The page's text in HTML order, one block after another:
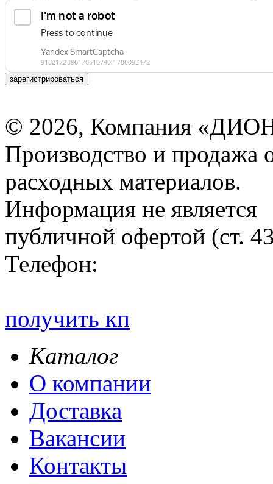
зарегистрироваться
© 2026, Компания
Производство и продажа
расходных материалов.
Информация не является
публичной офертой (ст.
Телефон:
получить кп
Каталог
О компании
Доставка
Вакансии
Контакты